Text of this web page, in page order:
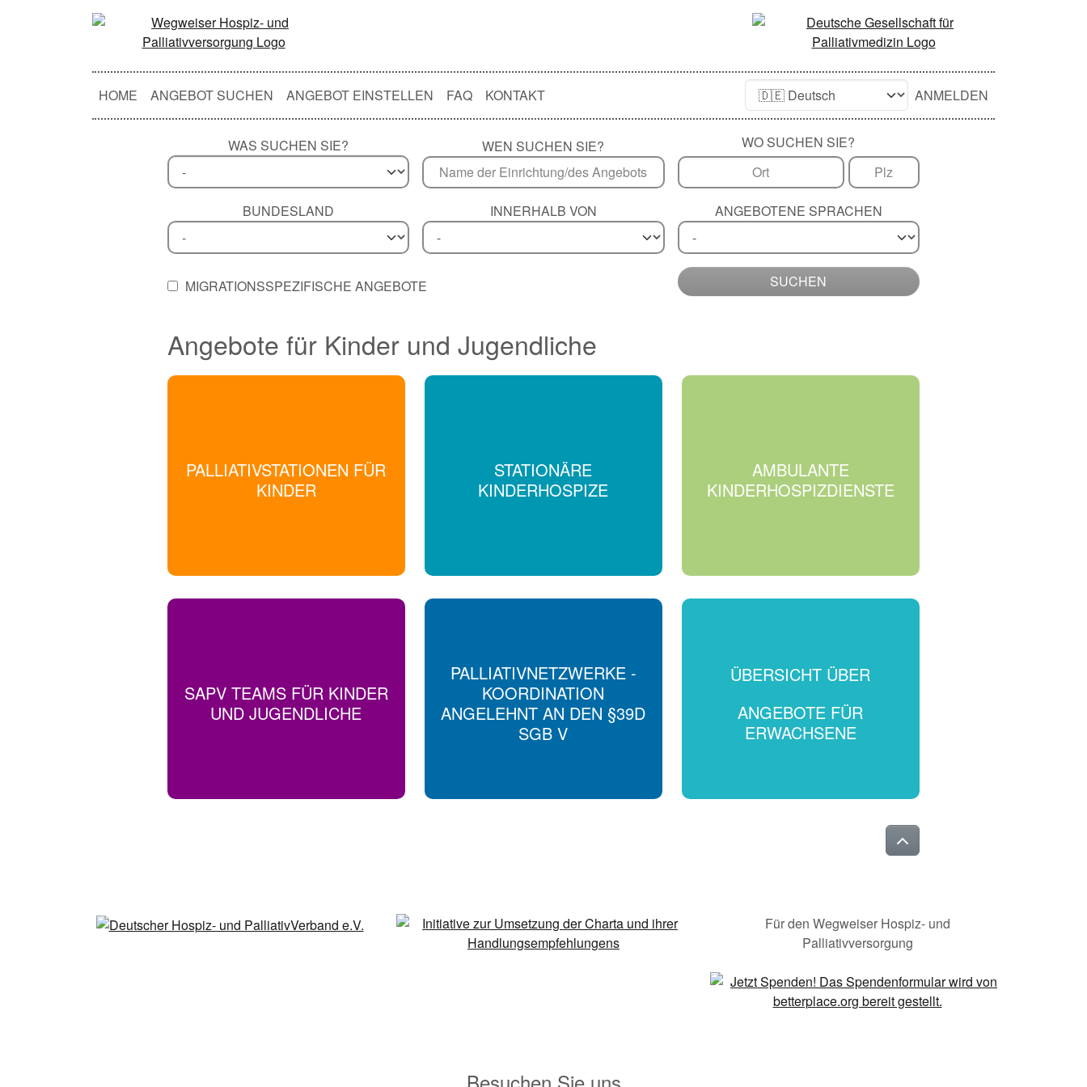
HOME ANGEBOT SUCHEN ANGEBOT EINSTELLEN FAQ KONTAKT ANMELDEN
WAS SUCHEN SIE? WEN SUCHEN SIE? WO SUCHEN SIE?
BUNDESLAND INNERHALB VON ANGEBOTENE SPRACHEN
MIGRATIONSSPEZIFISCHE ANGEBOTE SUCHEN
Angebote für Kinder und Jugendliche
PALLIATIVSTATIONEN FÜR
KINDER
STATIONÄRE
KINDERHOSPIZE
AMBULANTE
KINDERHOSPIZDIENSTE
SAPV TEAMS FÜR KINDER
UND JUGENDLICHE
PALLIATIVNETZWERKE -
KOORDINATION
ANGELEHNT AN DEN §39D
SGB V
ÜBERSICHT ÜBER
ANGEBOTE FÜR
ERWACHSENE
Für den Wegweiser Hospiz- und
Palliativversorgung